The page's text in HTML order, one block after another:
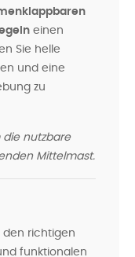
einen
Sie helle
und eine
zu
die nutzbare
Mittelmast.
den richtigen
funktionalen